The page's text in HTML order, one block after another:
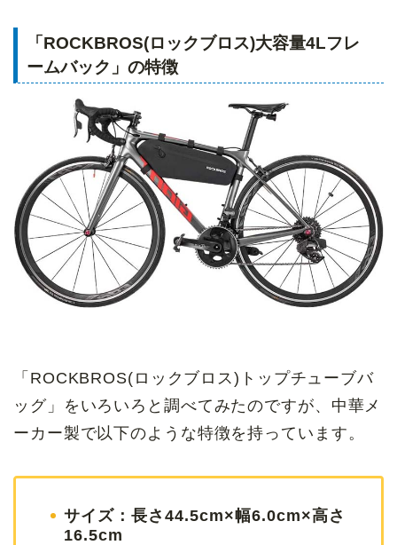
「ROCKBROS(ロックブロス)大容量4Lフレ
ームバック」の特徴
「ROCKBROS(ロックブロス)トップチューブバ
ッグ」をいろいろと調べてみたのですが、中華メ
ーカー製で以下のような特徴を持っています。
サイズ：長さ44.5cm×幅6.0cm×高さ
16.5cm